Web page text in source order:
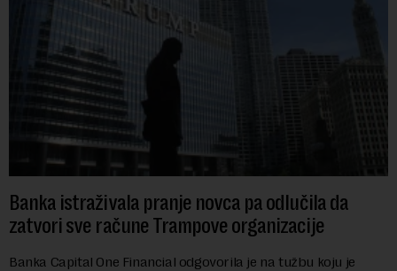
Banka istraživala pranje novca pa odlučila da
zatvori sve račune Trampove organizacije
Banka Capital One Financial odgovorila je na tužbu koju je